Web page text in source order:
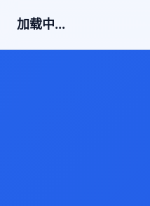
加载中...